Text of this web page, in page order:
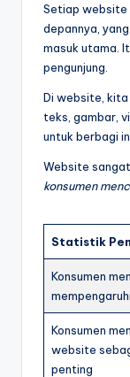
Setiap website
depannya,
masuk utama.
pengunjung.
Di website, kita
teks, gambar,
untuk berbagi
Website
konsumen
Statistik
Konsumen
Konsumen
website
penting